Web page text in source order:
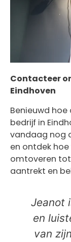
Contacteer
Eindhoven
Benieuwd
bedrijf in
vandaag nog
en ontdek hoe
omtoveren
aantrekt en
Jeanot
en
van